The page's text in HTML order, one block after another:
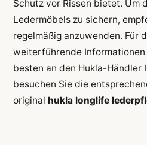
Schutz vor Rissen bietet. Um
Ledermöbels zu sichern,
regelmäßig anzuwenden. Für
weiterführende Informationen
besten an den Hukla-Händler
besuchen Sie die
original hukla longlife